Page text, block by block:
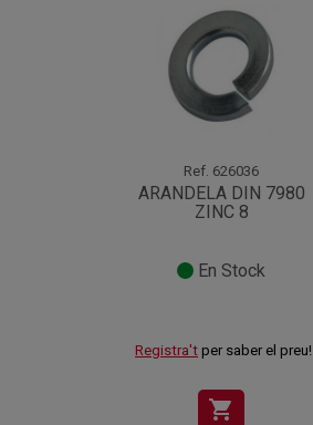
Ref. 626036
ARANDELA DIN 7980
ZINC 8
En Stock
Registra't per saber el preu!
shopping_cart